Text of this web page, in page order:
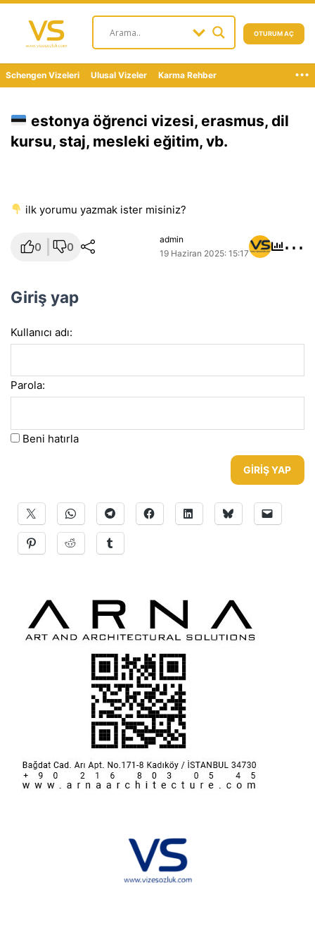
OTURUM AÇ
Schengen Vizeleri Ulusal Vizeler Karma Rehber ...
estonya öğrenci vizesi, erasmus, dil
kursu, staj, mesleki eğitim, vb.
i̇lk yorumu yazmak ister misiniz?
0 0
admin
19 Haziran 2025: 15:17
⋯
Giriş yap
Kullanıcı adı:
Parola:
Beni hatırla
GIRIŞ YAP